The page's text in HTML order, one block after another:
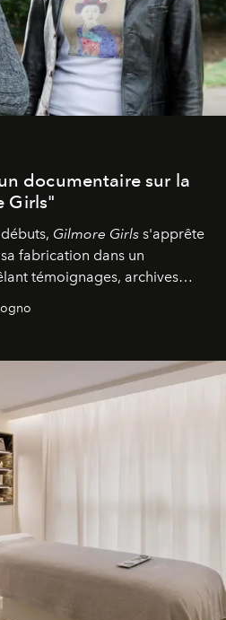
documentaire sur la
Girls"
Gilmore Girls s'apprête
fabrication dans un
témoignages, archives
coulisses d'un phénomène